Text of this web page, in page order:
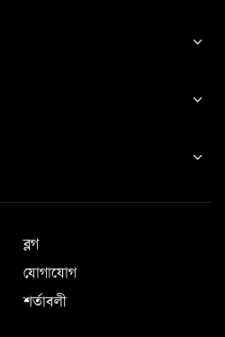
ব্লগ
যোগাযোগ
শর্তাবলী